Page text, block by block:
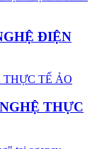
ĐIỆN
THỰC